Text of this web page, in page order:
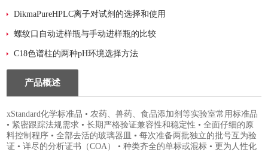
DikmaPureHPLC离子对试剂的选择和使用
螺纹口自动进样瓶与手动进样瓶的比较
C18色谱柱的两种pH环境选择方法
产品概述
xStandard化学标准品 • 农药、兽药、食品添加剂等实验室常用标准品
• 紧密跟踪法规需求 • 长期严格验证兼容性和稳定性 • 全面仔细的原
料控制程序 • 全部去活的玻璃器皿 • 每次准备两批独立的批号互为验
证 • 详尽的分析证书（COA） • 种类齐全的单标或混标 • 更为人性化